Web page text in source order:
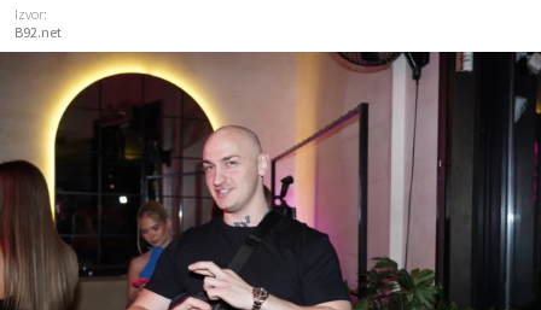
Izvor:
B92.net